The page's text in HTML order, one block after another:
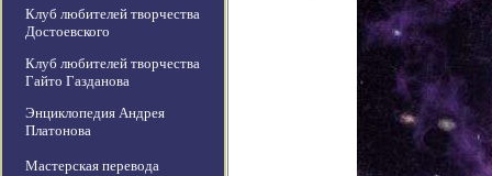
Клуб любителей творчества
Достоевского
Клуб любителей творчества
Гайто Газданова
Энциклопедия Андрея
Платонова
Мастерская перевода